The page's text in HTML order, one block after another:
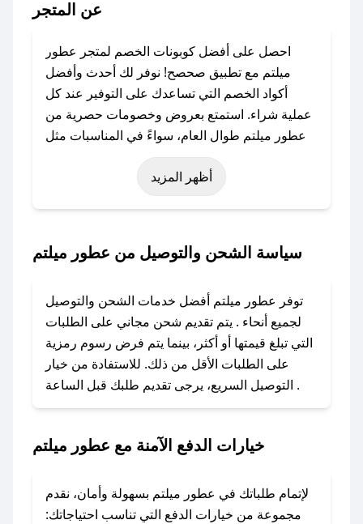
عن المتجر
احصل على أفضل كوبونات الخصم لمتجر عطور
ميلتم مع تطبيق صحصح! نوفر لك أحدث وأفضل
أكواد الخصم التي تساعدك على التوفير عند كل
عملية شراء. استمتع بعروض وخصومات حصرية من
عطور ميلتم طوال العام، سواءً في المناسبات مثل
عيد الفطر، عيد الأضحى، الجمعة البيضاء (شهر
نوفمبر)، رمضان، اليوم الوطني، يوم التأسيس، أو
حتى عروض خاصة أخرى.
باستخدام تطبيق صحصح، يمكنك العثور بسهولة على
تواصل معنا عبر تويتر أو البريد الإلكتروني لإضافته
بسرعة.
### كيفية استخدام كود خصم عطور ميلتم؟
1. انسخ كود الخصم من تطبيق صحصح.
2. الصقه في خانة الدفع عند التسوق من عطور
لا تقلق! يمكنك التواصل مع فريق دعم صحصح عبر
الرسائل الخاصة على تويتر أو البريد الإلكتروني،
أظهر المزيد
سياسة الشحن والتوصيل من عطور ميلتم
توفر عطور ميلتم أفضل خدمات الشحن والتوصيل
لجميع أنحاء . يتم تقديم شحن مجاني على الطلبات
التي تبلغ قيمتها أو أكثر، بينما يتم فرض رسوم رمزية
على الطلبات الأقل من ذلك. للاستفادة من خيار
التوصيل السريع، يرجى تقديم طلبك قبل الساعة .
خيارات الدفع الآمنة مع عطور ميلتم
لإتمام طلباتك في عطور ميلتم بسهولة وأمان، نقدم
مجموعة من خيارات الدفع التي تناسب احتياجاتك: